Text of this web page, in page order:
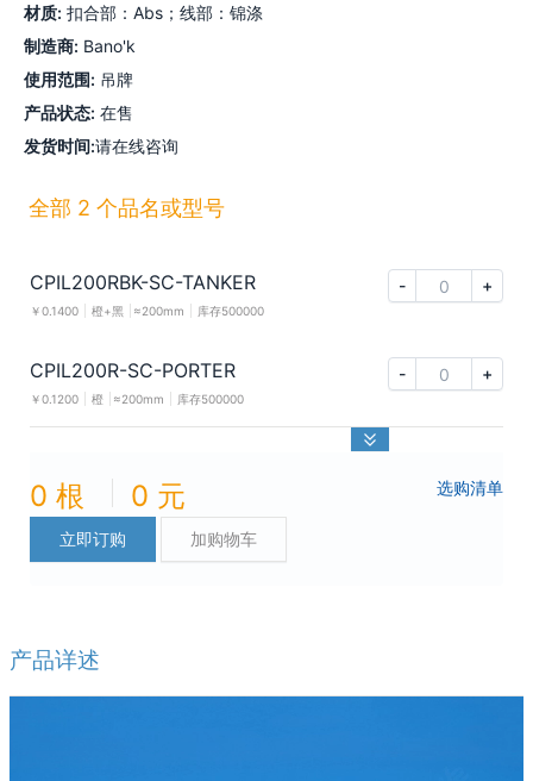
材质: 扣合部：Abs；线部：锦涤
制造商: Bano'k
使用范围: 吊牌
产品状态: 在售
发货时间:请在线咨询
全部 2 个品名或型号
CPIL200RBK-SC-TANKER - +
￥0.1400 橙+黑 ≈200mm 库存500000
CPIL200R-SC-PORTER - +
￥0.1200 橙 ≈200mm 库存500000
0 根 0 元 选购清单
立即订购 加购物车
产品详述